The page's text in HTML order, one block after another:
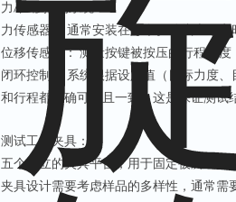
力/
力传感器：
通常安装在每个驱动头上，实
位移传感器：‌测量按键被按压的行程深度
闭环控制：
系统根据设定值（目标力度
和行程都精确可控且一致。这是保证测试
测试工位夹具：
五个独立的夹具平台，用于固定被测试的
夹具设计需要考虑样品的多样性，通常需